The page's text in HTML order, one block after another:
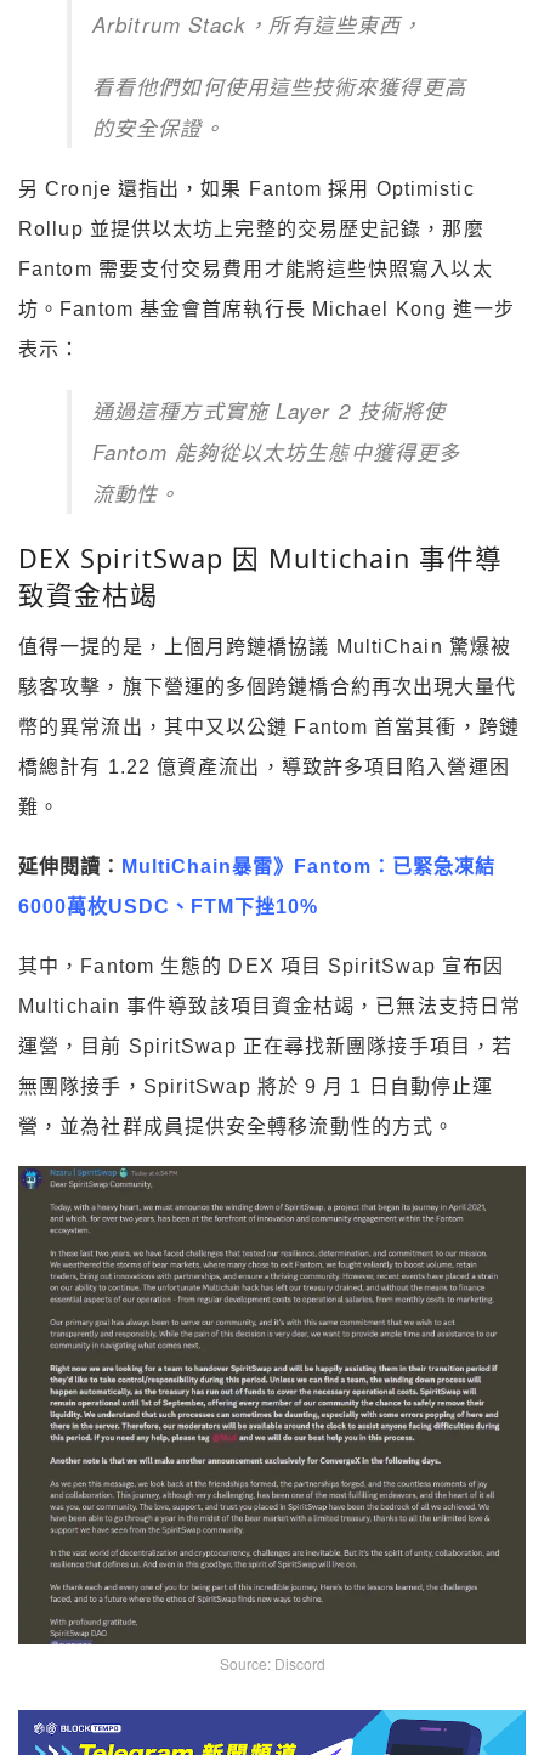
Arbitrum Stack，所有這些東西，
看看他們如何使用這些技術來獲得更高
的安全保證。
另 Cronje 還指出，如果 Fantom 採用 Optimistic
Rollup 並提供以太坊上完整的交易歷史記錄，那麼
Fantom 需要支付交易費用才能將這些快照寫入以太
坊。Fantom 基金會首席執行長 Michael Kong 進一步
表示：
通過這種方式實施 Layer 2 技術將使
Fantom 能夠從以太坊生態中獲得更多
流動性。
DEX SpiritSwap 因 Multichain 事件導
致資金枯竭
值得一提的是，上個月跨鏈橋協議 MultiChain 驚爆被
駭客攻擊，旗下營運的多個跨鏈橋合約再次出現大量代
幣的異常流出，其中又以公鏈 Fantom 首當其衝，跨鏈
橋總計有 1.22 億資產流出，導致許多項目陷入營運困
難。
延伸閱讀： MultiChain暴雷》Fantom：已緊急凍結
6000萬枚USDC、FTM下挫10%
其中，Fantom 生態的 DEX 項目 SpiritSwap 宣布因
Multichain 事件導致該項目資金枯竭，已無法支持日常
運營，目前 SpiritSwap 正在尋找新團隊接手項目，若
無團隊接手，SpiritSwap 將於 9 月 1 日自動停止運
營，並為社群成員提供安全轉移流動性的方式。
Source: Discord